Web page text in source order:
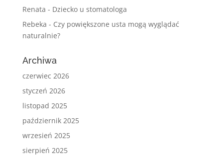
Renata - Dziecko u stomatologa
Rebeka - Czy powiększone usta mogą wyglądać
naturalnie?
Archiwa
czerwiec 2026
styczeń 2026
listopad 2025
październik 2025
wrzesień 2025
sierpień 2025